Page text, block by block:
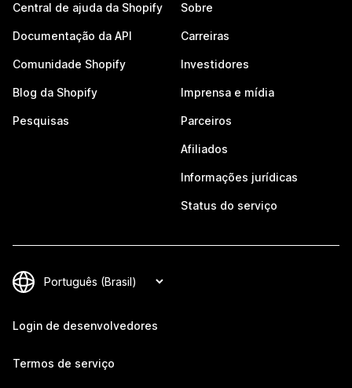
Central de ajuda da Shopify
Documentação da API
Comunidade Shopify
Blog da Shopify
Pesquisas
Sobre
Carreiras
Investidores
Imprensa e mídia
Parceiros
Afiliados
Informações jurídicas
Status do serviço
Login de desenvolvedores
Termos de serviço